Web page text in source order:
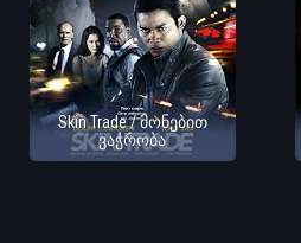
Skin Trade / მონებით
ვაჭრობა